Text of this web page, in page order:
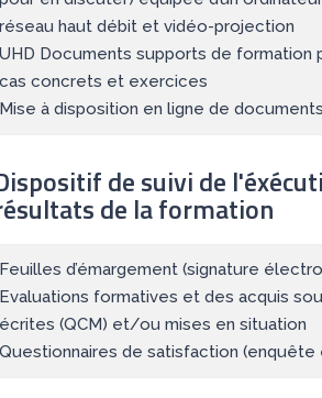
réseau haut débit et vidéo-projection
UHD Documents supports de
cas concrets et exercices
Mise à disposition en ligne de
de suivi de
de la formation
Feuilles d’émargement (signature
Evaluations formatives et des acquis
écrites (QCM) et/ou mises en situation
Questionnaires de satisfaction